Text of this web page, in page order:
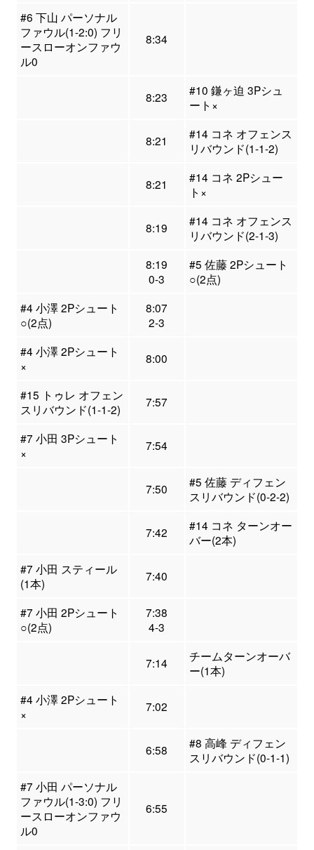
#6 下山 パーソナル
ファウル(1-2:0) フリ
ースローオンファウ
ル0
8:34
8:23
#10 鎌ヶ迫 3Pシュ
ート×
8:21
#14 コネ オフェンス
リバウンド(1-1-2)
8:21
#14 コネ 2Pシュー
ト×
8:19
#14 コネ オフェンス
リバウンド(2-1-3)
8:19
0-3
#5 佐藤 2Pシュート
○(2点)
#4 小澤 2Pシュート
○(2点)
8:07
2-3
#4 小澤 2Pシュート
×
8:00
#15 トゥレ オフェン
スリバウンド(1-1-2)
7:57
#7 小田 3Pシュート
×
7:54
7:50
#5 佐藤 ディフェン
スリバウンド(0-2-2)
7:42
#14 コネ ターンオー
バー(2本)
#7 小田 スティール
(1本)
7:40
#7 小田 2Pシュート
○(2点)
7:38
4-3
7:14
チームターンオーバ
ー(1本)
#4 小澤 2Pシュート
×
7:02
6:58
#8 高峰 ディフェン
スリバウンド(0-1-1)
#7 小田 パーソナル
ファウル(1-3:0) フリ
ースローオンファウ
ル0
6:55